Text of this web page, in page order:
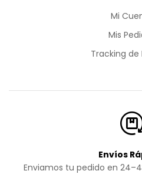
Mi
Mis
Tracking de
Envíos
Enviamos tu pedido en